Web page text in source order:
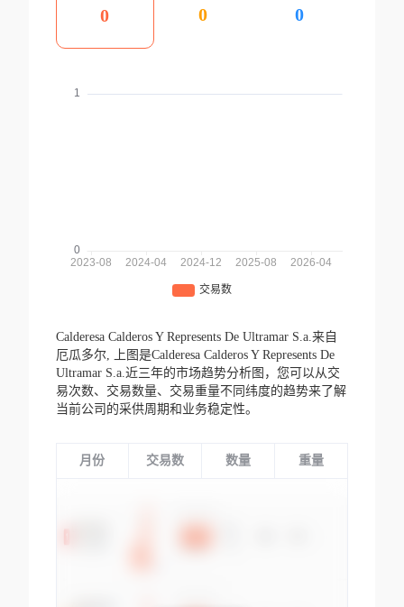
0 0 0
Calderesa Calderos Y Represents De Ultramar S.a.来自
厄瓜多尔,
上图是Calderesa Calderos Y Represents De
Ultramar S.a.近三年的市场趋势分析图，您可以从交
易次数、交易数量、交易重量不同纬度的趋势来了解
当前公司的采供周期和业务稳定性。
月份 交易数 数量 重量